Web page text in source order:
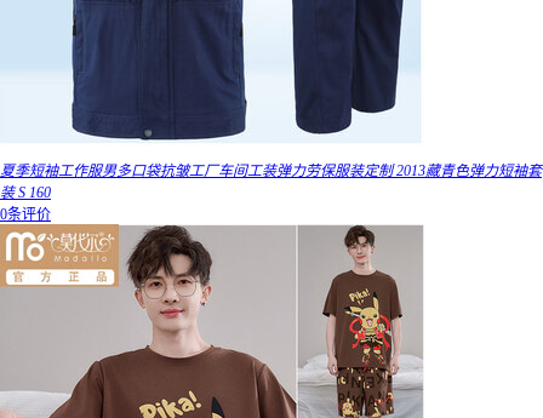
夏季短袖工作服男多口袋抗皱工厂车间工装弹力劳保服装定制 2013藏青色弹力短袖套
装 S 160
0条评价